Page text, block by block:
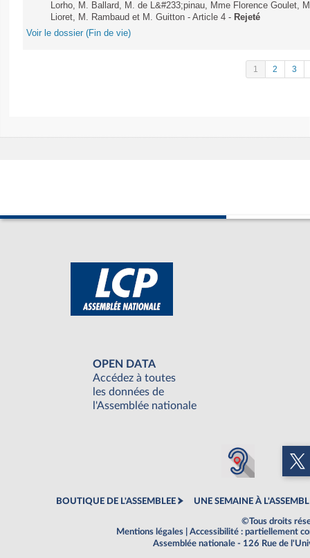
Lorho, M. Ballard, M. de L&#233;pinau, Mme Florence Goulet,
Lioret, M. Rambaud et M. Guitton - Article 4 - Rejeté
Voir le dossier (Fin de vie)
1 2 3
OPEN DATA
Accédez à toutes
les données de
l'Assemblée nationale
BOUTIQUE DE L'ASSEMBLEE UNE SEMAINE À
©Tous droits
Mentions légales
Accessibilité : partiellement
Assemblée nationale - 126 Rue de